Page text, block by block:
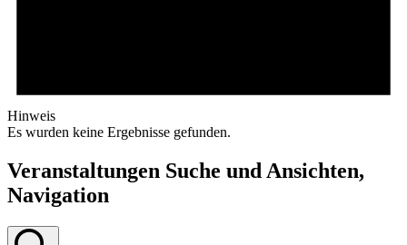
Hinweis
Es wurden keine Ergebnisse gefunden.
Veranstaltungen Suche und Ansichten,
Navigation